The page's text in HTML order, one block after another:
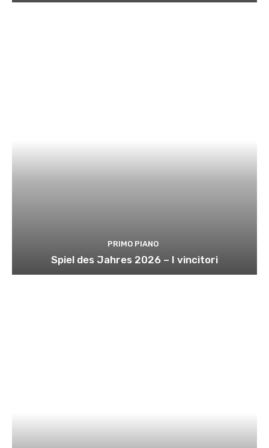
PRIMO PIANO
Spiel des Jahres 2026 – I vincitori